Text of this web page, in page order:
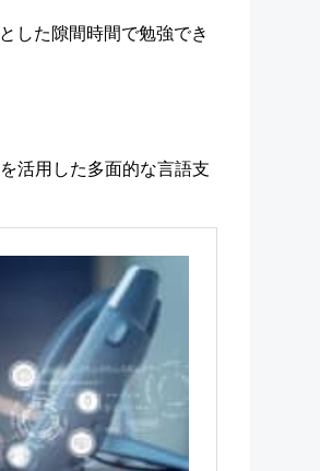
した隙間時間で勉強でき
活用した多面的な言語支